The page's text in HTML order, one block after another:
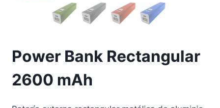
Power Bank Rectangular
2600 mAh